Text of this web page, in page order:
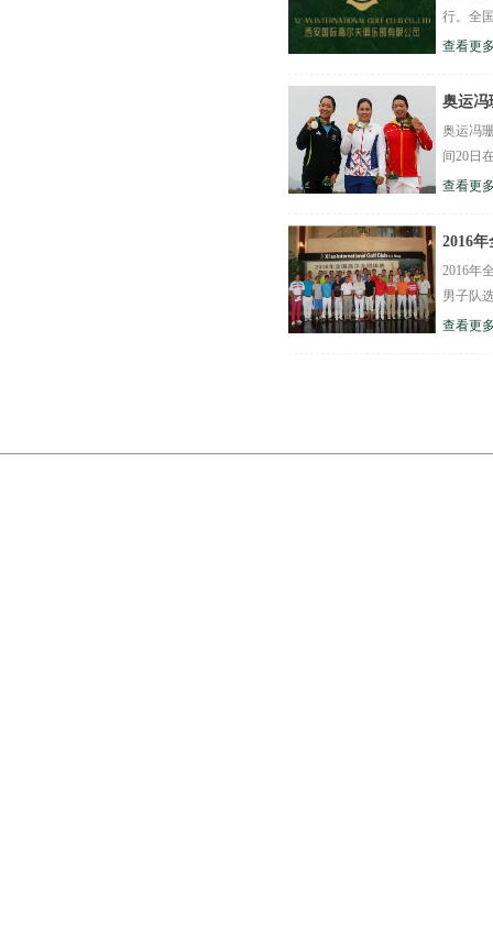
行。全
查看更
奥运冯
奥运冯
间20日
查看更
2016
2016年
男子队
查看更